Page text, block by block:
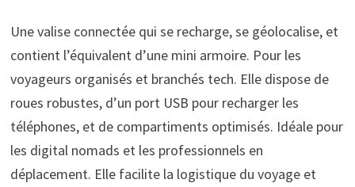
Une valise connectée qui se recharge, se géolocalise, et
contient l’équivalent d’une mini armoire. Pour les
voyageurs organisés et branchés tech. Elle dispose de
roues robustes, d’un port USB pour recharger les
téléphones, et de compartiments optimisés. Idéale pour
les digital nomads et les professionnels en
déplacement. Elle facilite la logistique du voyage et